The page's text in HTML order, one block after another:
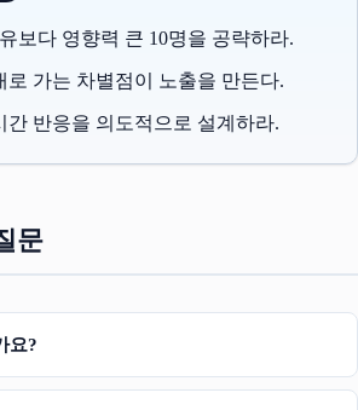
보다 영향력 큰 10명을 공략하라.
로 가는 차별점이 노출을 만든다.
간 반응을 의도적으로 설계하라.
문
요?